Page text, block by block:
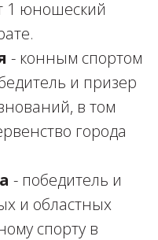
1 юношеский
- конным спортом
и призер
в том
города
- победитель и
и областных
спорту в